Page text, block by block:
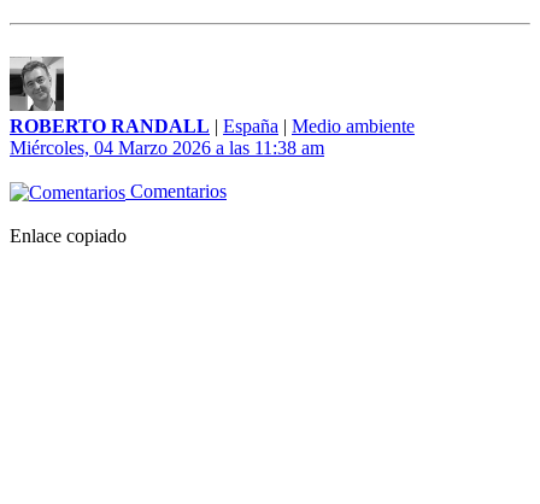
ROBERTO RANDALL | España | Medio ambiente
Miércoles, 04 Marzo 2026 a las 11:38 am
Comentarios
Enlace copiado